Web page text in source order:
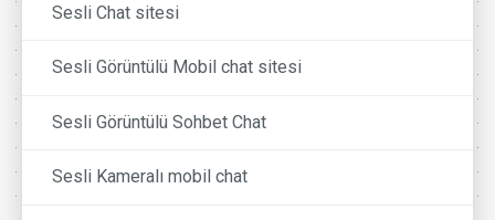
Sesli Chat sitesi
Sesli Görüntülü Mobil chat sitesi
Sesli Görüntülü Sohbet Chat
Sesli Kameralı mobil chat